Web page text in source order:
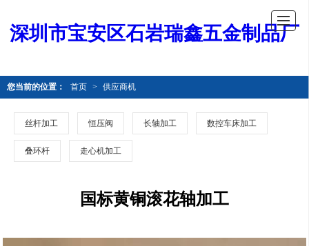
深圳市宝安区石岩瑞鑫五金制品厂
您当前的位置： 首页 > 供应商机
丝杆加工 恒压阀 长轴加工 数控车床加工
叠环杆 走心机加工
国标黄铜滚花轴加工